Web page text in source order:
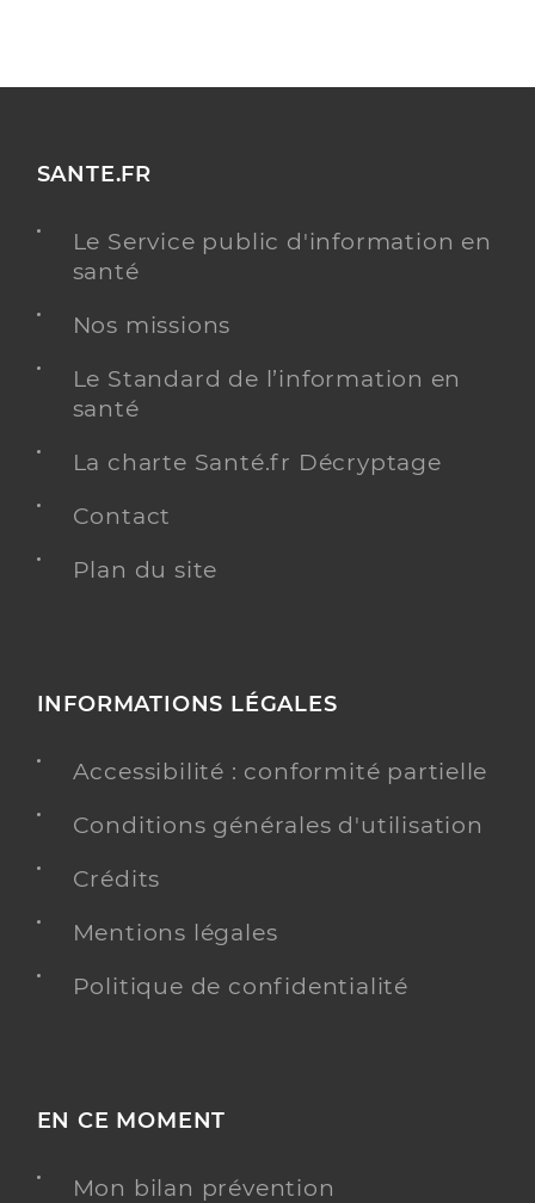
SANTE.FR
Le Service public d'information en
santé
Nos missions
Le Standard de l’information en
santé
La charte Santé.fr Décryptage
Contact
Plan du site
INFORMATIONS LÉGALES
Accessibilité : conformité partielle
Conditions générales d'utilisation
Crédits
Mentions légales
Politique de confidentialité
EN CE MOMENT
Mon bilan prévention